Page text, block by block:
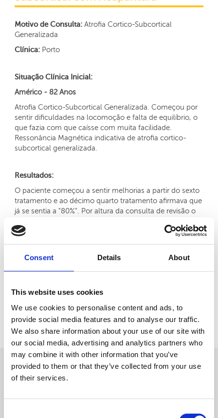
Consent Details About
This website uses cookies
We use cookies to personalise content and ads, to
provide social media features and to analyse our traffic.
We also share information about your use of our site with
our social media, advertising and analytics partners who
may combine it with other information that you’ve
provided to them or that they’ve collected from your use
of their services.
Motivo de Consulta: Atrofia Cortico-Subcortical
Generalizada
Clínica: Porto
Situação Clínica Inicial:
Américo - 82 Anos
Atrofia Cortico-Subcortical Generalizada. Começou por
sentir dificuldades na locomoção e falta de equilíbrio, o
que fazia com que caísse com muita facilidade.
Ressonância Magnética indicativa de atrofia cortico-
subcortical generalizada.
Resultados:
O paciente começou a sentir melhorias a partir do sexto
tratamento e ao décimo quarto tratamento afirmava que
já se sentia a "80%". Por altura da consulta de revisão o
quedas tinham deixado de acontecer. Apresentava-se
Voltar
OUTROSCASOS CLÍNICOS